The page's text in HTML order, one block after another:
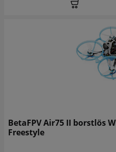
BetaFPV Air75 II borstlös
Freestyle